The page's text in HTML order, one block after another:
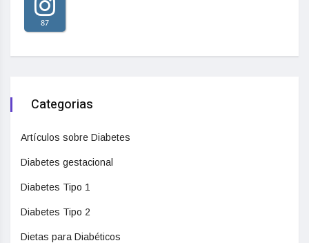
87
Categorias
Artículos sobre Diabetes
Diabetes gestacional
Diabetes Tipo 1
Diabetes Tipo 2
Dietas para Diabéticos